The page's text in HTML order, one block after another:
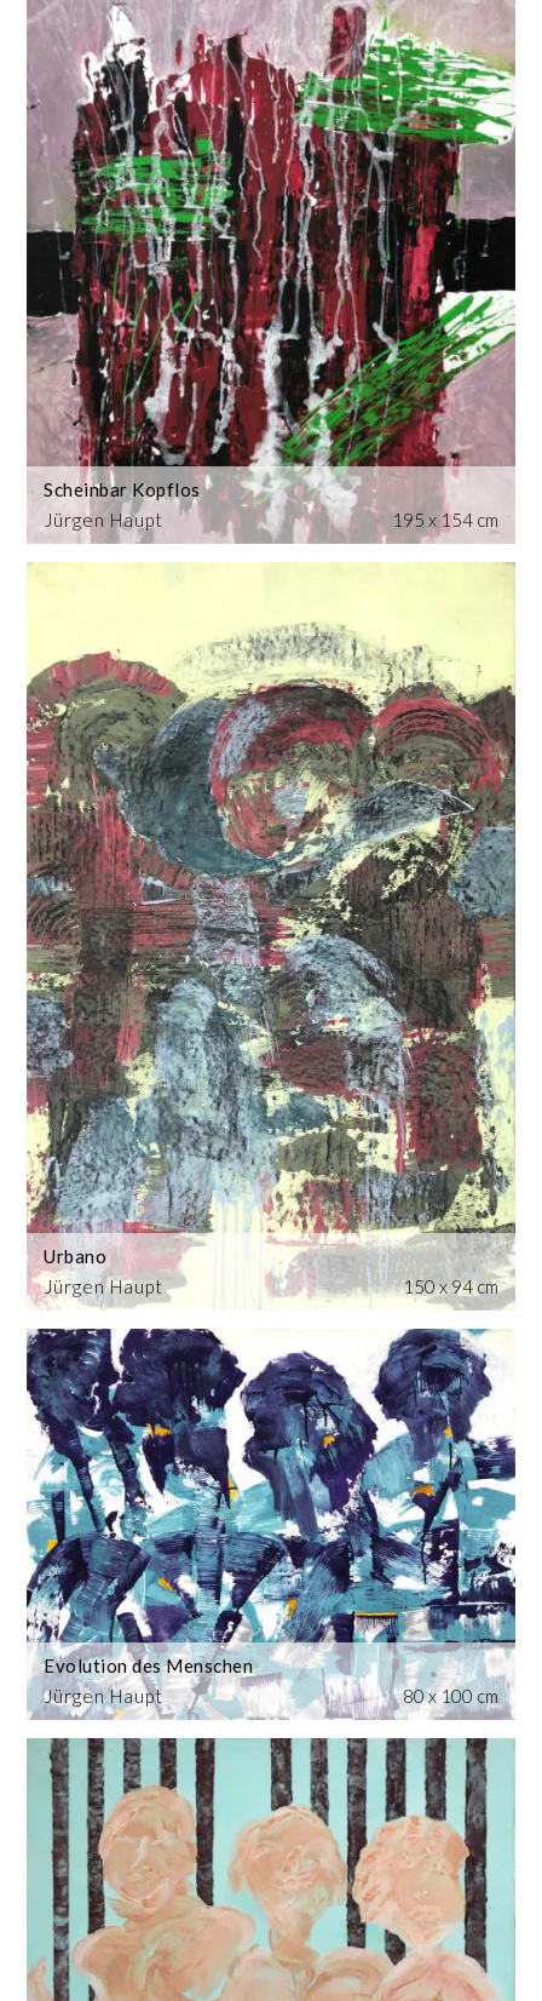
Jürgen Haupt
Scheinbar Kopflos
195 x 154 cm
Jürgen Haupt
Urbano
150 x 94 cm
Jürgen Haupt
Evolution des Menschen
80 x 100 cm